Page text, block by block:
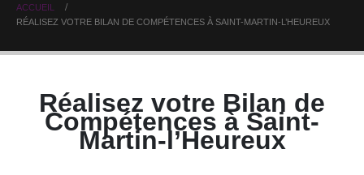
ACCUEIL
RÉALISEZ VOTRE BILAN DE COMPÉTENCES À SAINT-MARTIN-L’HEUREUX
Réalisez votre Bilan de
Compétences à Saint-
Martin-l’Heureux